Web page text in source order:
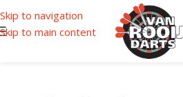
Skip to navigation
Skip to main content